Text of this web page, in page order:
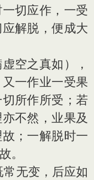
切应作，一受
解脱，便成大
空之真如），
一作业一受果
所作所受；若
不然，业果及
；一解脱时一
。
无变，后应如